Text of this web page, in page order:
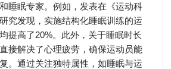
睡眠专家。例如，发表在《运动科
究发现，实施结构化睡眠训练的运
提高了20%。此外，关于睡眠时长
接解决了心理疲劳，确保运动员能
。通过关注独特属性，如睡眠与运